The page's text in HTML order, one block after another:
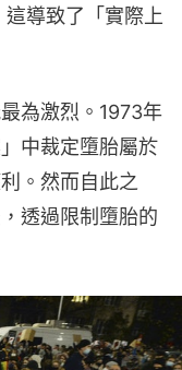
導致了「實際上
為激烈。1973年
中裁定墮胎屬於
。然而自此之
透過限制墮胎的